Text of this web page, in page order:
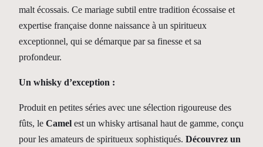
malt écossais. Ce mariage subtil entre tradition écossaise et
expertise française donne naissance à un spiritueux
exceptionnel, qui se démarque par sa finesse et sa
profondeur.
Un whisky d’exception :
Produit en petites séries avec une sélection rigoureuse des
fûts, le Camel est un whisky artisanal haut de gamme, conçu
pour les amateurs de spiritueux sophistiqués. Découvrez un